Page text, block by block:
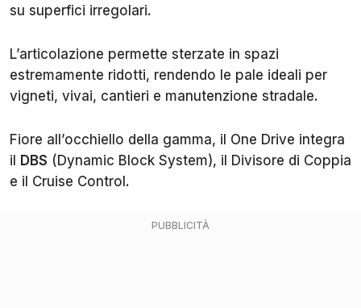
su superfici irregolari.
L’articolazione permette sterzate in spazi
estremamente ridotti, rendendo le pale ideali per
vigneti, vivai, cantieri e manutenzione stradale.
Fiore all’occhiello della gamma, il One Drive integra
il DBS (Dynamic Block System), il Divisore di Coppia
e il Cruise Control.